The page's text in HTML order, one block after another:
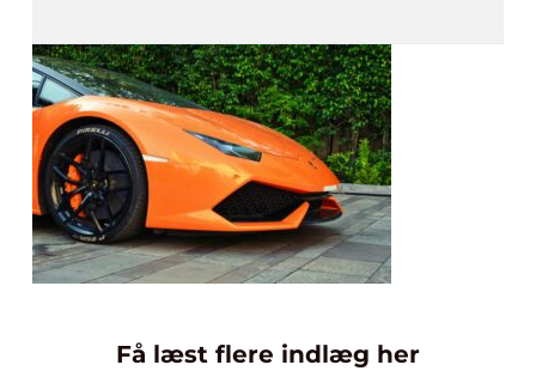
Få læst flere indlæg her